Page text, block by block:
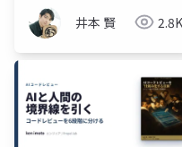
井本 賢 2.8K